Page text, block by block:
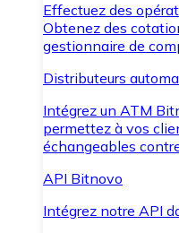
Effectuez des
Obtenez des
gestionnaire de
Distributeurs
Intégrez un ATM
permettez à vos
échangeables
API Bitnovo
Intégrez notre API